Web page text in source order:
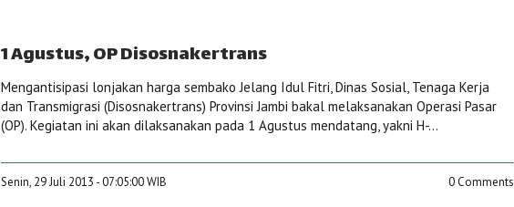
1 Agustus, OP Disosnakertrans
Mengantisipasi lonjakan harga sembako Jelang Idul Fitri, Dinas Sosial, Tenaga Kerja
dan Transmigrasi (Disosnakertrans) Provinsi Jambi bakal melaksanakan Operasi Pasar
(OP). Kegiatan ini akan dilaksanakan pada 1 Agustus mendatang, yakni H-...
Senin, 29 Juli 2013 - 07:05:00 WIB 0 Comments